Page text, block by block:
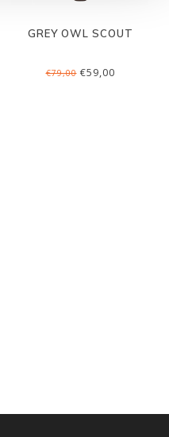
GREY OWL SCOUT
€79,00€59,00